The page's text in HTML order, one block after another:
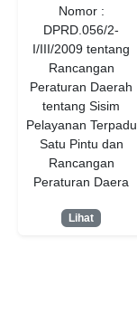
Nomor :
DPRD.056/2-
I/III/2009 tentang
Rancangan
Peraturan Daerah
tentang Sisim
Pelayanan Terpadu
Satu Pintu dan
Rancangan
Peraturan Daera
Lihat